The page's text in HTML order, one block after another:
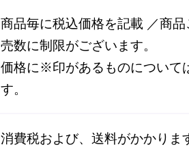
季節の商品
商品毎に税込価格を記載 ／商
売数に制限がございます。
価格に※印があるものについて
す。
消費税および、送料がかかりま